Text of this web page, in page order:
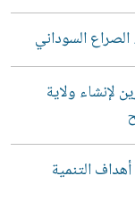
السوداني
لإنشاء ولاية
التنمية